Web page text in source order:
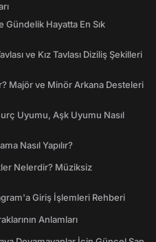
Gündelik Hayatta En Sık
ve Kız Tavlası Diziliş Şekilleri
Majör ve Minör Arkana Desteleri
Uyumu, Aşk Uyumu Nasıl
Nasıl Yapılır?
Nelerdir? Müziksiz
Giriş İşlemleri Rehberi
Anlamları